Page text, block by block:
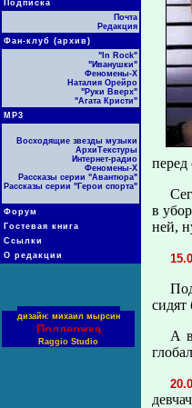
Подписка
Почта
Редакция
Фан-клуб (архив)
"In Rock"
"Иванушки"
Феномены-Х
Наталия Орейро
"Руки Вверх"
"Агата Кристи"
МР3
Восходящие звезды музыки
АрхиТекстуры
Интернет-радио
Феномены-Х
Рассказы серии "Авантюра"
Рассказы серии "Герои спорта"
Форум
Гостевая книга
Ссылки
О редакции
дизайн: михаил мырсин
Поддержка
Raggio Studio
в
ней,
А